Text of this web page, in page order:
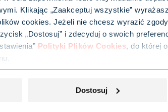
Klikając „Zaakceptuj wszystkie”
cookies. Jeżeli nie chcesz wyrazić
„Dostosuj” i zdecyduj o swoich
Polityki Plików Cookies, do której
Dostosuj